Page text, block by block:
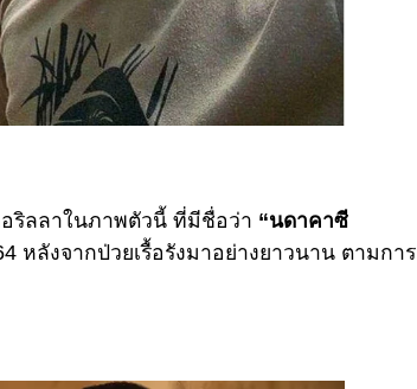
อริลลาในภาพตัวนี้ ที่มีชื่อว่า “นดาคาซี
หลังจากป่วยเรื้อรังมาอย่างยาวนาน ตามการ